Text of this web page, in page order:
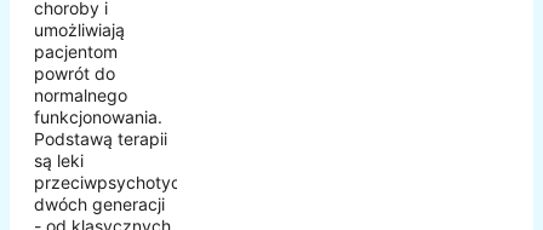
choroby i
umożliwiają
pacjentom
powrót do
normalnego
funkcjonowania.
Podstawą terapii
są leki
przeciwpsychotyczne
dwóch generacji
- od klasycznych